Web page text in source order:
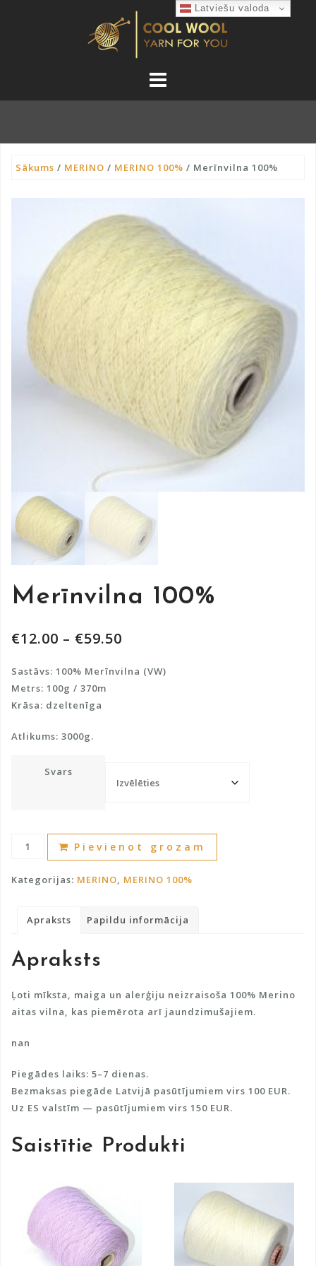
Sākums / MERINO / MERINO 100% / Merīnvilna 100%
Merīnvilna 100%
€12.00 – €59.50
Sastāvs: 100% Merīnvilna (VW)
Metrs: 100g / 370m
Krāsa: dzeltenīga
Atlikums: 3000g.
Svars
Merīnvilna
daudzums
Pievienot grozam
v
e
Kategorijas: MERINO, MERINO 100%
Apraksts Papildu informācija
Apraksts
Ļoti mīksta, maiga un alerģiju neizraisoša 100% Merino
aitas vilna, kas piemērota arī jaundzimušajiem.
nan
Piegādes laiks: 5–7 dienas.
Bezmaksas piegāde Latvijā pasūtījumiem virs 100 EUR.
Uz ES valstīm — pasūtījumiem virs 150 EUR.
Saistītie Produkti
Latviešu valoda